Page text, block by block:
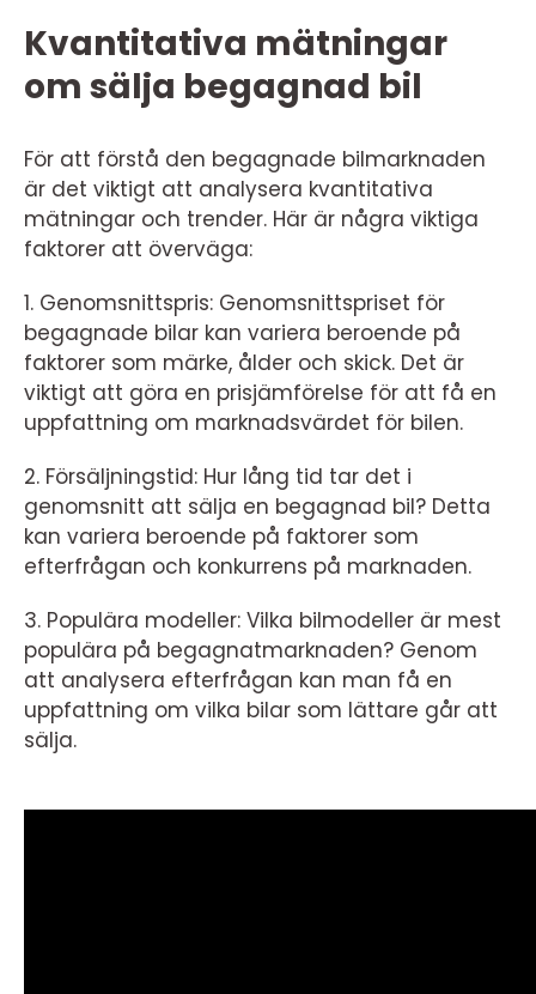
Kvantitativa mätningar
om sälja begagnad bil
För att förstå den begagnade bilmarknaden
är det viktigt att analysera kvantitativa
mätningar och trender. Här är några viktiga
faktorer att överväga:
1. Genomsnittspris: Genomsnittspriset för
begagnade bilar kan variera beroende på
faktorer som märke, ålder och skick. Det är
viktigt att göra en prisjämförelse för att få en
uppfattning om marknadsvärdet för bilen.
2. Försäljningstid: Hur lång tid tar det i
genomsnitt att sälja en begagnad bil? Detta
kan variera beroende på faktorer som
efterfrågan och konkurrens på marknaden.
3. Populära modeller: Vilka bilmodeller är mest
populära på begagnatmarknaden? Genom
att analysera efterfrågan kan man få en
uppfattning om vilka bilar som lättare går att
sälja.